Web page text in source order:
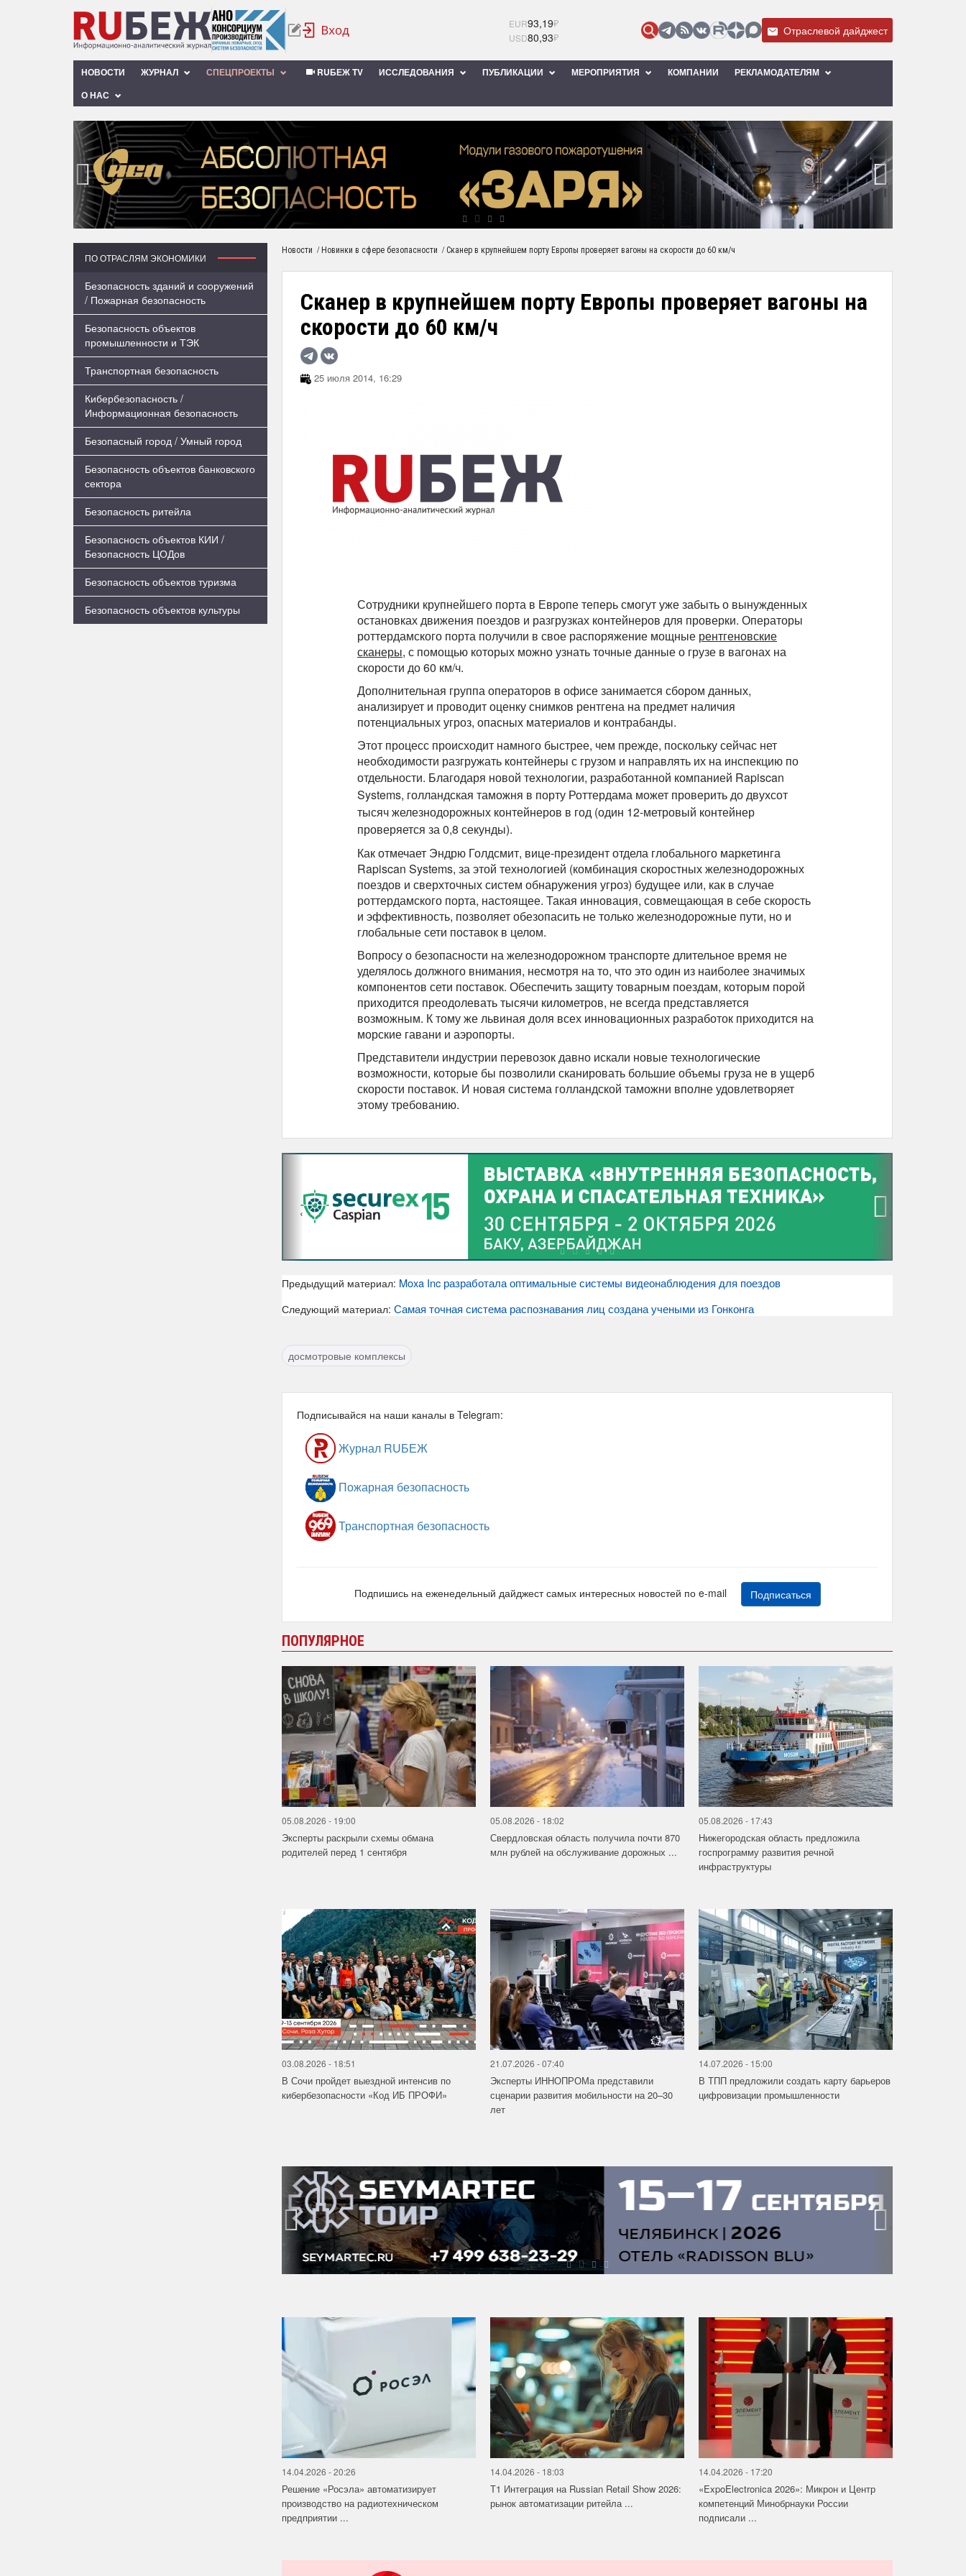
EUR93,19₽
USD80,93₽ Отраслевой дайджест
НОВОСТИ ЖУРНАЛ СПЕЦПРОЕКТЫ RUБЕЖ TV ИССЛЕДОВАНИЯ ПУБЛИКАЦИИ МЕРОПРИЯТИЯ КОМПАНИИ
РЕКЛАМОДАТЕЛЯМ
О НАС
‹
ПО ОТРАСЛЯМ ЭКОНОМИКИ
Безопасность зданий и сооружений
/ Пожарная безопасность
Безопасность объектов
промышленности и ТЭК
Транспортная безопасность
Кибербезопасность /
Информационная безопасность
Безопасный город / Умный город
Безопасность объектов банковского
сектора
Безопасность ритейла
Безопасность объектов КИИ /
Безопасность ЦОДов
Безопасность объектов туризма
Безопасность объектов культуры
Новости / Новинки в сфере безопасности / Сканер в крупнейшем порту Европы проверяет вагоны на скорости до 60 км/ч
Сканер в крупнейшем порту Европы проверяет вагоны на
скорости до 60 км/ч
25 июля 2014, 16:29
Сотрудники крупнейшего порта в Европе теперь смогут уже забыть о вынужденных
остановках движения поездов и разгрузках контейнеров для проверки. Операторы
роттердамского порта получили в свое распоряжение мощные рентгеновские
сканеры, с помощью которых можно узнать точные данные о грузе в вагонах на
скорости до 60 км/ч.
Дополнительная группа операторов в офисе занимается сбором данных,
анализирует и проводит оценку снимков рентгена на предмет наличия
потенциальных угроз, опасных материалов и контрабанды.
Этот процесс происходит намного быстрее, чем прежде, поскольку сейчас нет
необходимости разгружать контейнеры с грузом и направлять их на инспекцию по
отдельности. Благодаря новой технологии, разработанной компанией Rapiscan
Systems, голландская таможня в порту Роттердама может проверить до двухсот
тысяч железнодорожных контейнеров в год (один 12-метровый контейнер
проверяется за 0,8 секунды).
Как отмечает Эндрю Голдсмит, вице-президент отдела глобального маркетинга
Rapiscan Systems, за этой технологией (комбинация скоростных железнодорожных
поездов и сверхточных систем обнаружения угроз) будущее или, как в случае
роттердамского порта, настоящее. Такая инновация, совмещающая в себе скорость
и эффективность, позволяет обезопасить не только железнодорожные пути, но и
глобальные сети поставок в целом.
Вопросу о безопасности на железнодорожном транспорте длительное время не
уделялось должного внимания, несмотря на то, что это один из наиболее значимых
компонентов сети поставок. Обеспечить защиту товарным поездам, которым порой
приходится преодолевать тысячи километров, не всегда представляется
возможным. К тому же львиная доля всех инновационных разработок приходится на
морские гавани и аэропорты.
Представители индустрии перевозок давно искали новые технологические
возможности, которые бы позволили сканировать большие объемы груза не в ущерб
скорости поставок. И новая система голландской таможни вполне удовлетворяет
этому требованию.
‹ ›
Предыдущий материал: Moxa Inc разработала оптимальные системы видеонаблюдения для поездов
Следующий материал: Самая точная система распознавания лиц создана учеными из Гонконга
досмотровые комплексы
Подписывайся на наши каналы в Telegram:
Журнал RUБЕЖ
Пожарная безопасность
Транспортная безопасность
Подпишись на еженедельный дайджест самых интересных новостей по e-mail Подписаться
ПОПУЛЯРНОЕ
05.08.2026 - 19:00
Эксперты раскрыли схемы обмана
родителей перед 1 сентября
05.08.2026 - 18:02
Свердловская область получила почти 870
млн рублей на обслуживание дорожных ...
05.08.2026 - 17:43
Нижегородская область предложила
госпрограмму развития речной
инфраструктуры
03.08.2026 - 18:51
В Сочи пройдет выездной интенсив по
кибербезопасности «Код ИБ ПРОФИ»
21.07.2026 - 07:40
Эксперты ИННОПРОМа представили
сценарии развития мобильности на 20–30
лет
14.07.2026 - 15:00
В ТПП предложили создать карту барьеров
цифровизации промышленности
‹ ›
14.04.2026 - 20:26
Решение «Росэла» автоматизирует
производство на радиотехническом
предприятии ...
14.04.2026 - 18:03
Т1 Интеграция на Russian Retail Show 2026:
рынок автоматизации ритейла ...
14.04.2026 - 17:20
«ExpoElectronica 2026»: Микрон и Центр
компетенций Минобрнауки России
подписали ...